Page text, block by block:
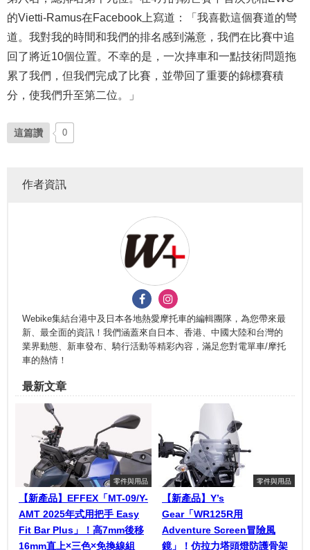
的Vietti-Ramus在Facebook上寫道：「我喜歡這個賽道的彎
道。我對我的時間和我們的排名感到滿意，我們在比賽中追
回了將近10個位置。不幸的是，一次摔車和一點技術問題拖
累了我們，但我們完成了比賽，並帶回了重要的錦標賽積
分，使我們升至第二位。」
這篇讚 0
作者資訊
Webike集結台港中及日本各地熱愛摩托車的編輯團隊，為您帶來最
新、最全面的資訊！我們涵蓋來自日本、香港、中國大陸和台灣的
業界動態、新車發布、騎行活動等精彩內容，滿足您對電單車/摩托
車的熱情！
最新文章
零件與用品
【新產品】EFFEX「MT-09/Y-
AMT 2025年式用把手 Easy
Fit Bar Plus」！高7mm後移
16mm直上×三色×免換線組
零件與用品
【新產品】Y’s
Gear「WR125R用
Adventure Screen冒險風
鏡」！仿拉力塔頭燈防護骨架